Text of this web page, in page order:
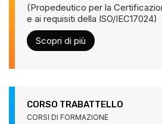
(Propedeutico per la
e ai requisiti della ISO/IEC17024)
Scopri di più
CORSO TRABATTELLO
CORSI DI FORMAZIONE